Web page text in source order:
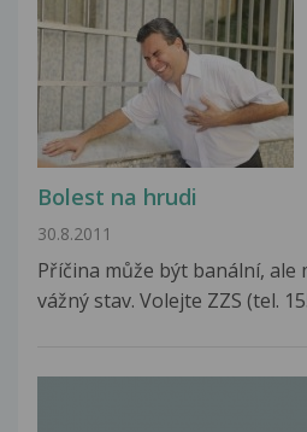
Bolest na hrudi
30.8.2011
Příčina může být banální, ale
vážný stav. Volejte ZZS (tel.